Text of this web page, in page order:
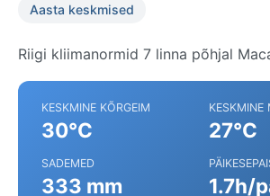
Aasta keskmised
Riigi kliimanormid 7 linna põhjal
KESKMINE KÕRGEIM
30°C
KESKMINE
27°C
SADEMED
333 mm 1.7h/